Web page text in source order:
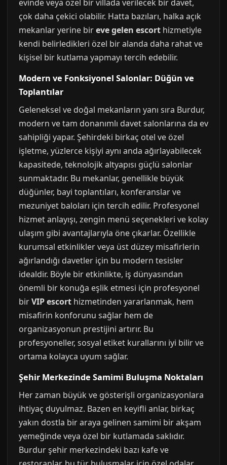
evinde veya özel bir villada verilecek bir davet,
çok daha çekici olabilir. Hatta bazıları, halka açık
mekanlar yerine bireve gelen escort hizmetiyle
kendi belirledikleri özel bir alanda daha rahat ve
kişisel bir kutlama yapmayı tercih edebilir.
Modern ve Fonksiyonel Salonlar: Düğün ve
Toplantılar
Geleneksel ve doğal mekanların yanı sıra Burdur,
modern ve tam donanımlı davet salonlarına da ev
sahipliği yapar. Şehirdeki birkaç otel ve özel
işletme, yüzlerce kişiyi aynı anda ağırlayabilecek
kapasitede, teknolojik altyapısı güçlü salonlar
sunmaktadır. Bu mekanlar, genellikle büyük
düğünler, bayi toplantıları, konferanslar ve
mezuniyet baloları için tercih edilir. Profesyonel
hizmet anlayışı, zengin menü seçenekleri ve kolay
ulaşım gibi avantajlarıyla öne çıkarlar. Özellikle
kurumsal etkinlikler veya üst düzey misafirlerin
ağırlandığı davetler için bu modern tesisler
idealdir. Böyle bir etkinlikte, iş dünyasından
önemli bir konuğa eşlik etmesi için profesyonel
birVIP escort hizmetinden yararlanmak, hem
misafirin konforunu sağlar hem de
organizasyonun prestijini artırır. Bu
profesyoneller, sosyal etiket kurallarını iyi bilir ve
ortama kolayca uyum sağlar.
Şehir Merkezinde Samimi Buluşma Noktaları
Her zaman büyük ve gösterişli organizasyonlara
ihtiyaç duyulmaz. Bazen en keyifli anlar, birkaç
yakın dostla bir araya gelinen samimi bir akşam
yemeğinde veya özel bir kutlamada saklıdır.
Burdur şehir merkezindeki bazı kafe ve